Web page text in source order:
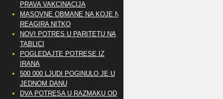
PRAVA VAKCINACIJA
MASOVNE OBMANE NA KOJE NE
REAGIRA NITKO
NOVI POTRES U PARITETU NA
TABLICI
POGLEDAJTE POTRESE IZ
IRANA
500 000 LJUDI POGINULO JE U
JEDNOM DANU
DVA POTRESA U RAZMAKU OD